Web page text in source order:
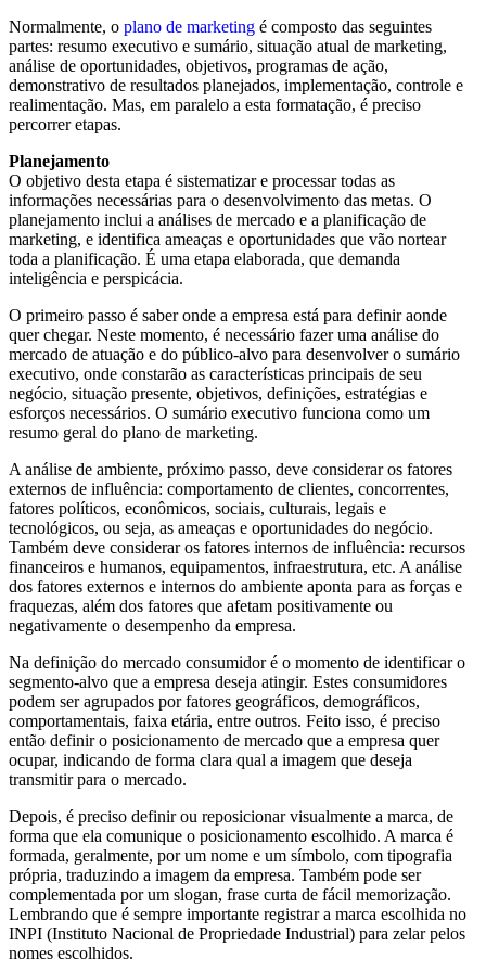
Normalmente, o plano de marketing é composto das seguintes
partes: resumo executivo e sumário, situação atual de marketing,
análise de oportunidades, objetivos, programas de ação,
demonstrativo de resultados planejados, implementação, controle e
realimentação. Mas, em paralelo a esta formatação, é preciso
percorrer etapas.
Planejamento
O objetivo desta etapa é sistematizar e processar todas as
informações necessárias para o desenvolvimento das metas. O
planejamento inclui a análises de mercado e a planificação de
marketing, e identifica ameaças e oportunidades que vão nortear
toda a planificação. É uma etapa elaborada, que demanda
inteligência e perspicácia.
O primeiro passo é saber onde a empresa está para definir aonde
quer chegar. Neste momento, é necessário fazer uma análise do
mercado de atuação e do público-alvo para desenvolver o sumário
executivo, onde constarão as características principais de seu
negócio, situação presente, objetivos, definições, estratégias e
esforços necessários. O sumário executivo funciona como um
resumo geral do plano de marketing.
A análise de ambiente, próximo passo, deve considerar os fatores
externos de influência: comportamento de clientes, concorrentes,
fatores políticos, econômicos, sociais, culturais, legais e
tecnológicos, ou seja, as ameaças e oportunidades do negócio.
Também deve considerar os fatores internos de influência: recursos
financeiros e humanos, equipamentos, infraestrutura, etc. A análise
dos fatores externos e internos do ambiente aponta para as forças e
fraquezas, além dos fatores que afetam positivamente ou
negativamente o desempenho da empresa.
Na definição do mercado consumidor é o momento de identificar o
segmento-alvo que a empresa deseja atingir. Estes consumidores
podem ser agrupados por fatores geográficos, demográficos,
comportamentais, faixa etária, entre outros. Feito isso, é preciso
então definir o posicionamento de mercado que a empresa quer
ocupar, indicando de forma clara qual a imagem que deseja
transmitir para o mercado.
Depois, é preciso definir ou reposicionar visualmente a marca, de
forma que ela comunique o posicionamento escolhido. A marca é
formada, geralmente, por um nome e um símbolo, com tipografia
própria, traduzindo a imagem da empresa. Também pode ser
complementada por um slogan, frase curta de fácil memorização.
Lembrando que é sempre importante registrar a marca escolhida no
INPI (Instituto Nacional de Propriedade Industrial) para zelar pelos
nomes escolhidos.